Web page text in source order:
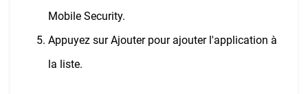
Mobile Security.
Appuyez sur Ajouter pour ajouter l'application à
la liste.